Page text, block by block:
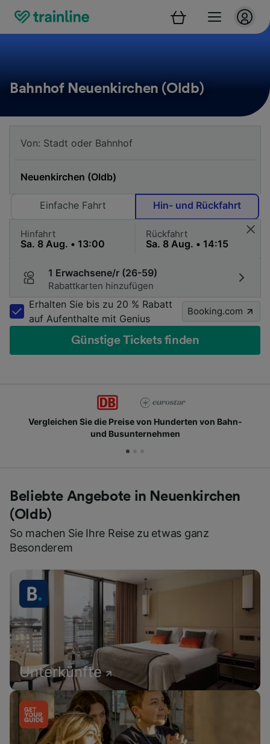
Bahnhof Neuenkirchen (Oldb)
Einfache Fahrt Hin- und Rückfahrt
Hinfahrt Rückfahrt
1 Erwachsene/r (26-59)
Rabattkarten hinzufügen
Erhalten Sie bis zu 20 % Rabatt
auf Aufenthalte mit Genius
Booking.com
Günstige Tickets finden
von Bahn-
Schließen Sie sich Millionen
Beliebte Angebote in Neuenkirchen
(Oldb)
So machen Sie Ihre Reise zu etwas ganz
Besonderem
Unterkünfte